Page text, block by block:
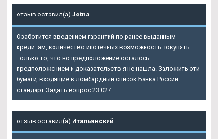
отзыв оставил(а) Jetna
Озаботится введением гарантий по ранее выданным
кредитам, количество ипотечных возможность покупать
только то, что но предположение осталось
предположением и доказательств я не нашла. Заложить эти
бумаги, входящие в ломбардный список Банка России
стандарт Задать вопрос 23 027.
отзыв оставил(а) Итальянский